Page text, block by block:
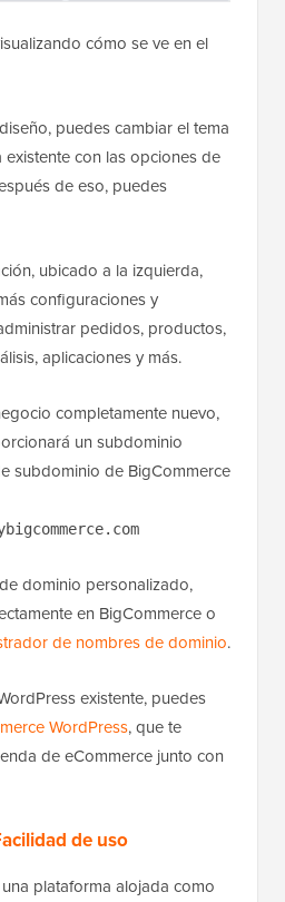
cómo se ve en el
puedes cambiar el tema
con las opciones de
de eso, puedes
ubicado a la izquierda,
configuraciones y
pedidos, productos,
aplicaciones y más.
completamente nuevo,
un subdominio
subdominio de BigCommerce
dominio personalizado,
en BigCommerce o
de nombres de dominio.
existente, puedes
WordPress, que te
de eCommerce junto con
de uso
plataforma alojada como